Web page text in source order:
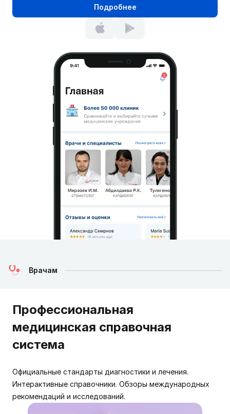
Подробнее
Врачам
Профессиональная
медицинская справочная
система
Официальные стандарты диагностики и лечения.
Интерактивные справочники. Обзоры международных
рекомендаций и исследований.